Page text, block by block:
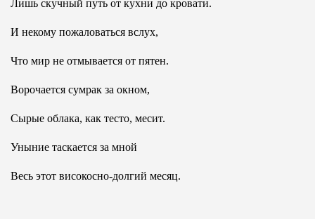
Лишь скучный путь от кухни до кровати.
И некому пожаловаться вслух,
Что мир не отмывается от пятен.
Ворочается сумрак за окном,
Сырые облака, как тесто, месит.
Уныние таскается за мной
Весь этот високосно-долгий месяц.